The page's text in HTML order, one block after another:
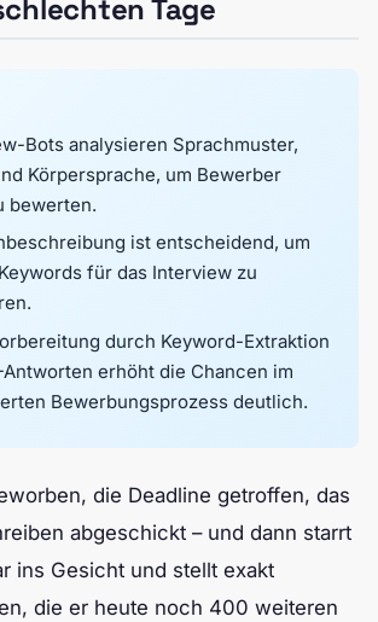
Tage
Bots analysieren Sprachmuster,
Körpersprache, um Bewerber
bewerten.
ist entscheidend, um
für das Interview zu
durch Keyword-Extraktion
Antworten erhöht die Chancen im
Bewerbungsprozess deutlich.
die Deadline getroffen, das
abgeschickt – und dann starrt
ins Gesicht und stellt exakt
die er heute noch 400 weiteren